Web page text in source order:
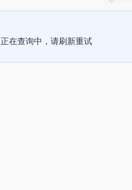
正在查询中，请刷新重试